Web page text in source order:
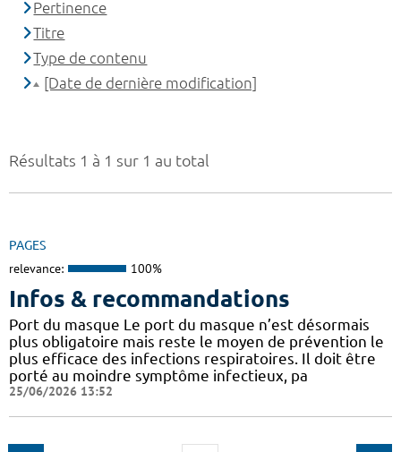
Résultats 1 à 1 sur 1 au total
PAGES
relevance: 100%
Infos & recommandations
Port du masque Le port du masque n’est désormais
plus obligatoire mais reste le moyen de prévention le
plus efficace des infections respiratoires. Il doit être
porté au moindre symptôme infectieux, pa
25/06/2026 13:52
Pertinence
Titre
Type de contenu
[Date de dernière modification]